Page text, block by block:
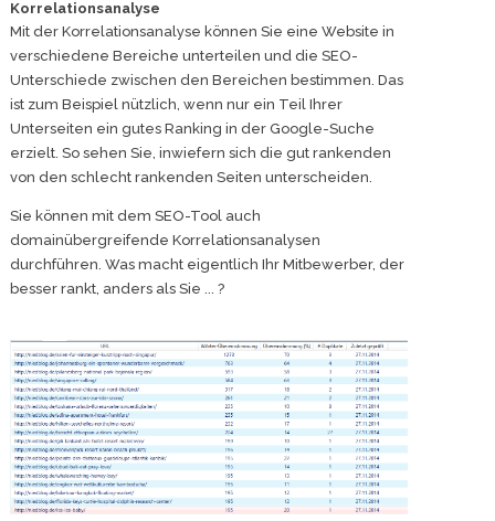
Korrelationsanalyse
Mit der Korrelationsanalyse können Sie eine Website in
verschiedene Bereiche unterteilen und die SEO-
Unterschiede zwischen den Bereichen bestimmen. Das
ist zum Beispiel nützlich, wenn nur ein Teil Ihrer
Unterseiten ein gutes Ranking in der Google-Suche
erzielt. So sehen Sie, inwiefern sich die gut rankenden
von den schlecht rankenden Seiten unterscheiden.
Sie können mit dem SEO-Tool auch
domainübergreifende Korrelationsanalysen
durchführen. Was macht eigentlich Ihr Mitbewerber, der
besser rankt, anders als Sie ... ?